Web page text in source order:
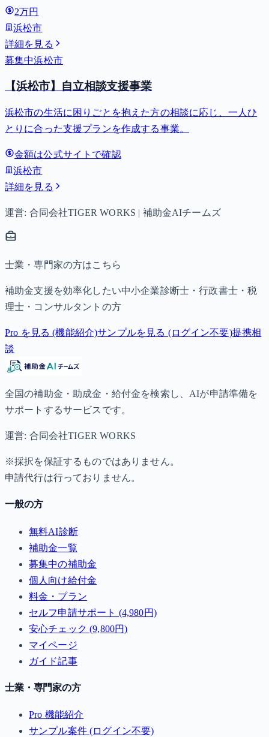
子以降は15,000円）、中学生は月額10,000円。
2万円
浜松市
詳細を見る
募集中浜松市
【浜松市】自立相談支援事業
浜松市の生活に困りごとを抱えた方の相談に応じ、一人ひ
とりに合った支援プランを作成する事業。
金額は公式サイトで確認
浜松市
詳細を見る
運営: 合同会社TIGER WORKS | 補助金AIチームズ
士業・専門家の方はこちら
補助金支援を効率化したい中小企業診断士・行政書士・税
理士・コンサルタントの方
Pro を見る (機能紹介)サンプルを見る (ログイン不要)提携相
談
全国の補助金・助成金・給付金を検索し、AIが申請準備を
サポートするサービスです。
運営: 合同会社TIGER WORKS
※採択を保証するものではありません。
申請代行は行っておりません。
一般の方
無料AI診断
補助金一覧
募集中の補助金
個人向け給付金
料金・プラン
セルフ申請サポート (4,980円)
安心チェック (9,800円)
マイページ
ガイド記事
士業・専門家の方
Pro 機能紹介
サンプル案件 (ログイン不要)